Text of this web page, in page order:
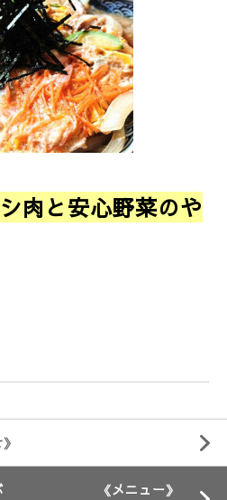
肉と安心野菜のや
ろこぶ 《メニュー》